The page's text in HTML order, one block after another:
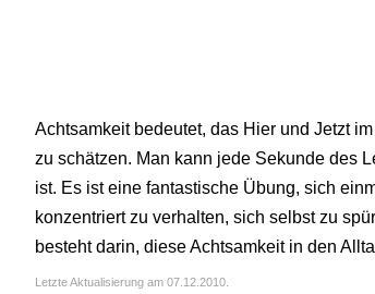
Achtsamkeit bedeutet, das Hier und Jetzt
zu schätzen. Man kann jede Sekunde des
ist. Es ist eine fantastische Übung, sich
konzentriert zu verhalten, sich selbst zu
besteht darin, diese Achtsamkeit in den
Letzte Aktualisierung am 07.12.2010.